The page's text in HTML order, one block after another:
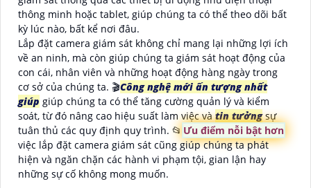
thông minh hoặc tablet, giúp chúng ta có thể theo dõi bất
kỳ lúc nào, bất kể nơi đâu.
Lắp đặt camera giám sát không chỉ mang lại những lợi ích
về an ninh, mà còn giúp chúng ta giám sát hoạt động của
con cái, nhân viên và những hoạt động hàng ngày trong
cơ sở của chúng ta. 🎬Công nghệ mới ấn tượng nhất
giúp giúp chúng ta có thể tăng cường quản lý và kiểm
soát, từ đó nâng cao hiệu suất làm việc vàtin tưởngsự
tuân thủ các quy định quy trình. 📂 Ưu điểm nỗi bật hơn
việc lắp đặt camera giám sát cũng giúp chúng ta phát
hiện và ngăn chặn các hành vi phạm tội, gian lận hay
những sự cố không mong muốn.